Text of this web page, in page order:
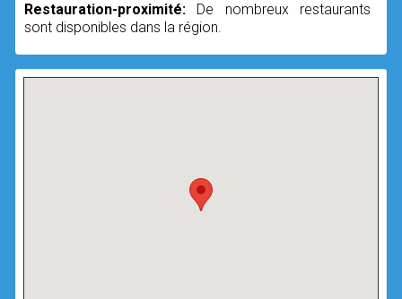
Restauration-proximité: De nombreux restaurants
sont disponibles dans la région.